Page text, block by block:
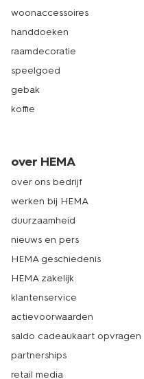
woonaccessoires
handdoeken
raamdecoratie
speelgoed
gebak
koffie
over HEMA
over ons bedrijf
werken bij HEMA
duurzaamheid
nieuws en pers
HEMA geschiedenis
HEMA zakelijk
klantenservice
actievoorwaarden
saldo cadeaukaart opvragen
partnerships
retail media